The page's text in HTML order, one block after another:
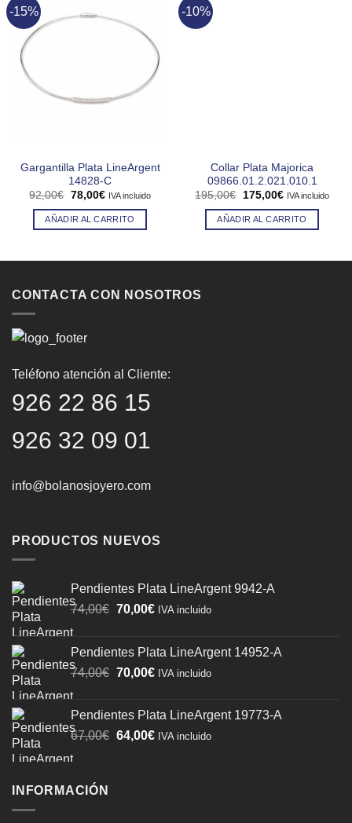
-15%
Gargantilla Plata LineArgent
14828-C
92,00€ El
original
era:
78,00€El
actual
es:
IVA incluido
AÑADIR AL CARRITO
-10%
Collar Plata Majorica
09866.01.2.021.010.1
195,00€
El
original
era:
175,00€El
actual
es:
IVA incluido
AÑADIR AL CARRITO
CONTACTA CON NOSOTROS
Teléfono atención al Cliente:
926 22 86 15
926 32 09 01
info@bolanosjoyero.com
PRODUCTOS NUEVOS
Pendientes Plata LineArgent 9942-A
74,00€ El
era:
74,00€.
70,00€El
es:
70,00€.
IVA incluido
Pendientes Plata LineArgent 14952-A
74,00€ El
era:
74,00€.
70,00€El
es:
70,00€.
IVA incluido
Pendientes Plata LineArgent 19773-A
67,00€ El
64,00€ElIVA incluido
INFORMACIÓN